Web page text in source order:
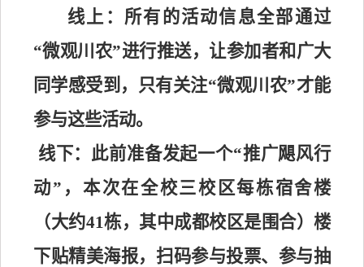
线上：所有的活动信息全部通过
“微观川农”进行推送，让参加者和广大
同学感受到，只有关注“微观川农”才能
参与这些活动。
线下：此前准备发起一个“推广飓风行
动”，本次在全校三校区每栋宿舍楼
（大约41栋，其中成都校区是围合）楼
下贴精美海报，扫码参与投票、参与抽